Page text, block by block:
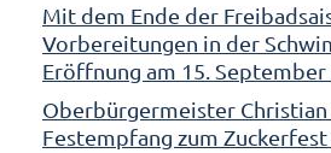
Mit dem Ende der
Vorbereitungen in der
Eröffnung am 15.
Oberbürgermeister Christian
Festempfang zum Zuckerfest